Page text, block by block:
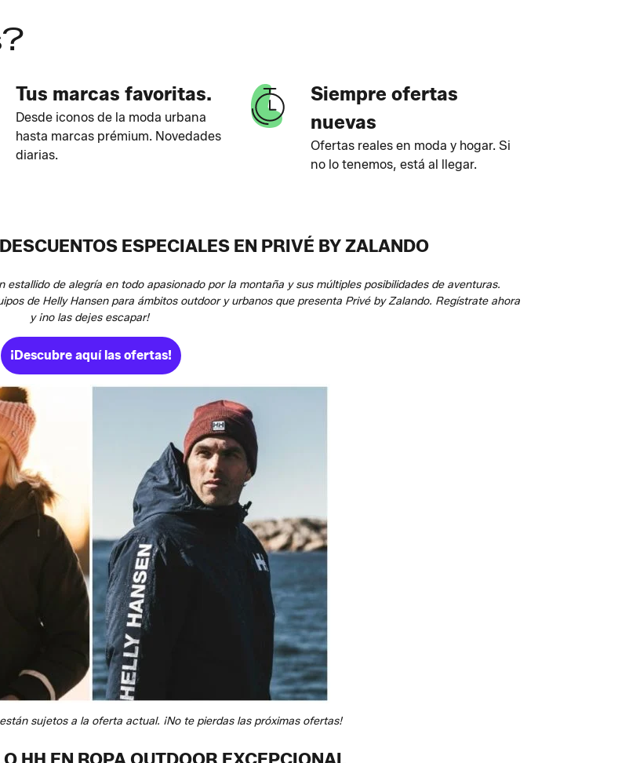
Tus marcas favoritas.
Desde iconos de la moda urbana
hasta marcas prémium. Novedades
diarias.
Siempre ofertas
nuevas
Ofertas reales en moda y hogar. Si
no lo tenemos, está al llegar.
ESPECIALES EN PRIVÉ BY ZALANDO
de alegría en todo apasionado por la montaña y sus múltiples posibilidades de aventuras.
de Helly Hansen para ámbitos outdoor y urbanos que presenta Privé by Zalando. Regístrate ahora
y ¡no las dejes escapar!
¡Descubre aquí las ofertas!
sujetos a la oferta actual. ¡No te pierdas las próximas ofertas!